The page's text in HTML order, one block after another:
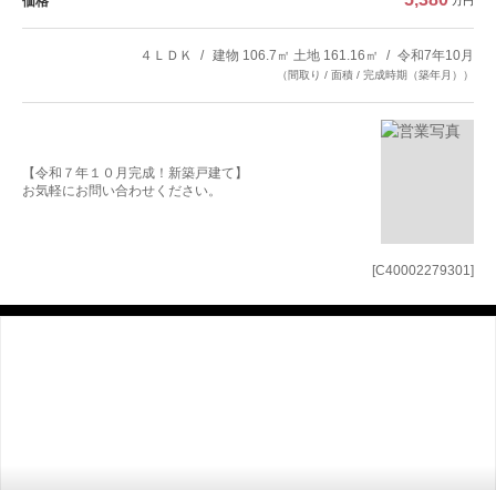
[C40002279301]
４ＬＤＫ 建物 106.7㎡ 土地 161.16㎡ 令和7年10月
（間取り / 面積 / 完成時期（築年月））
【令和７年１０月完成！新築戸建て】
お気軽にお問い合わせください。